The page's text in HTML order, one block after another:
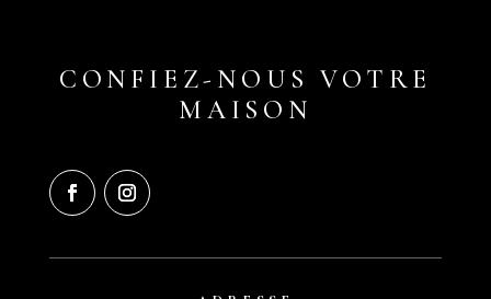
CONFIEZ-NOUS VOTRE
MAISON